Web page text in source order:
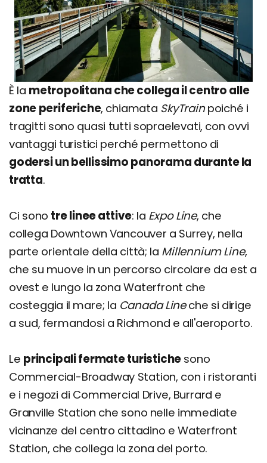
È la metropolitana che collega il centro alle
zone periferiche, chiamata SkyTrainpoiché i
tragitti sono quasi tutti sopraelevati, con ovvi
vantaggi turistici perché permettono di
godersi un bellissimo panorama durante la
tratta.
Ci sono tre linee attive: la Expo Line, che
collega Downtown Vancouver a Surrey, nella
parte orientale della città; la Millennium Line,
che su muove in un percorso circolare da est a
ovest e lungo la zona Waterfront che
costeggia il mare; la Canada Lineche si dirige
a sud, fermandosi a Richmond e all'aeroporto.
Le principali fermate turistiche sono
Commercial-Broadway Station, con i ristoranti
e i negozi di Commercial Drive, Burrard e
Granville Station che sono nelle immediate
vicinanze del centro cittadino e Waterfront
Station, che collega la zona del porto.